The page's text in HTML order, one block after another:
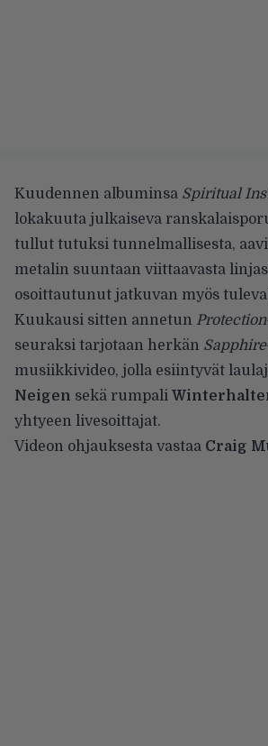
Kuudennen albuminsa Spiritual
lokakuuta julkaiseva
tullut tutuksi tunnelmallisesta,
metalin suuntaan viittaavasta
osoittautunut jatkuvan myös
Kuukausi sitten annetun Protection
seuraksi tarjotaan herkän Sapphire
musiikkivideo, jolla esiintyvät
Neigen sekä rumpali
yhtyeen livesoittajat.
Videon ohjauksesta vastaa Craig